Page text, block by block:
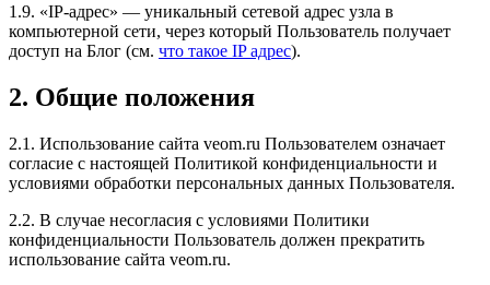
1.9. «IP-адрес» — уникальный сетевой адрес узла в
компьютерной сети, через который Пользователь получает
доступ на Блог (см. что такое IP адрес).
2. Общие положения
2.1. Использование сайта veom.ru Пользователем означает
согласие с настоящей Политикой конфиденциальности и
условиями обработки персональных данных Пользователя.
2.2. В случае несогласия с условиями Политики
конфиденциальности Пользователь должен прекратить
использование сайта veom.ru.